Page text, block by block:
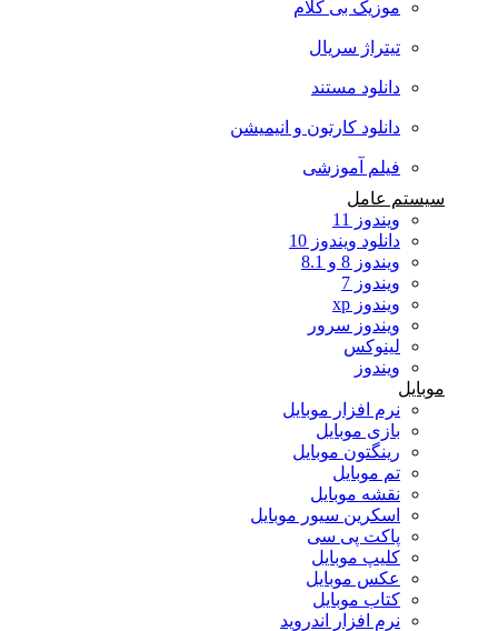
موزیک بی کلام
تیتراژ سریال
دانلود مستند
دانلود کارتون و انیمیشن
فیلم آموزشی
سیستم عامل
ویندوز 11
دانلود ویندوز 10
ویندوز 8 و 8.1
ویندوز 7
ویندوز xp
ویندوز سرور
لینوکس
ویندوز
موبایل
نرم افزار موبایل
بازی موبایل
رینگتون موبایل
تم موبایل
نقشه موبایل
اسکرین سیور موبایل
پاکت پی سی
کلیپ موبایل
عکس موبایل
کتاب موبایل
نرم افزار اندروید